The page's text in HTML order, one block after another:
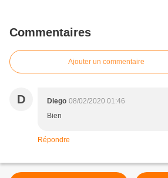
Commentaires
Ajouter un commentaire
D Diego 08/02/2020 01:46
Bien
Répondre